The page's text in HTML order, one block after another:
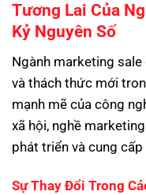
Tương Lai Của
Kỷ Nguyên Số
Ngành marketing
và thách thức mới
mạnh mẽ của công
xã hội, nghề
phát triển và cung
Sự Thay Đổi Trong